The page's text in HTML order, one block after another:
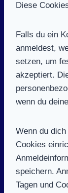
Diese
Falls du ein
anmeldest,
setzen, um
akzeptiert.
wenn du
Wenn du
Cookies
speichern.
Tagen und